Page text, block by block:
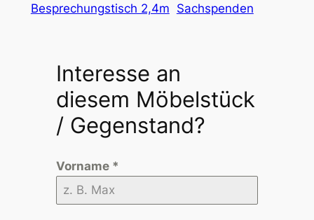
Besprechungstisch 2,4m Sachspenden
Interesse an
diesem Möbelstück
/ Gegenstand?
Vorname *